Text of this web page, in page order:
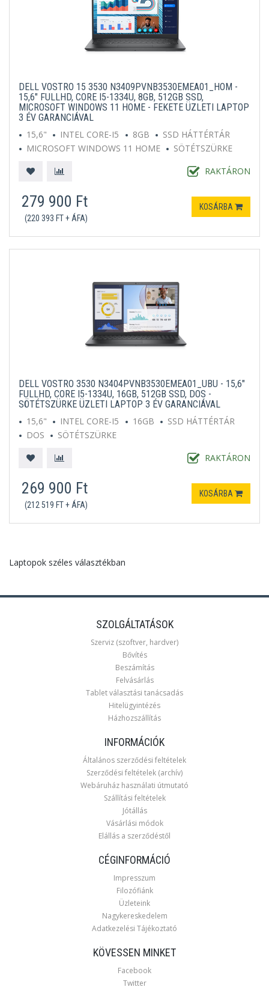
DELL VOSTRO 15 3530 N3409PVNB3530EMEA01_HOM -
15,6" FULLHD, CORE I5-1334U, 8GB, 512GB SSD,
MICROSOFT WINDOWS 11 HOME - FEKETE ÜZLETI LAPTOP
3 ÉV GARANCIÁVAL
15,6"
INTEL CORE-I5 8GB
SSD HÁTTÉRTÁR
MICROSOFT WINDOWS 11 HOME
SÖTÉTSZÜRKE
RAKTÁRON
279 900 Ft
(220 393 FT + ÁFA)
KOSÁRBA
DELL VOSTRO 3530 N3404PVNB3530EMEA01_UBU - 15,6"
FULLHD, CORE I5-1334U, 16GB, 512GB SSD, DOS -
SÖTÉTSZÜRKE ÜZLETI LAPTOP 3 ÉV GARANCIÁVAL
15,6"
INTEL CORE-I5 16GB
SSD HÁTTÉRTÁR
DOS
SÖTÉTSZÜRKE
RAKTÁRON
269 900 Ft
(212 519 FT + ÁFA)
KOSÁRBA
Laptopok széles választékban
SZOLGÁLTATÁSOK
Szerviz (szoftver, hardver)
Bővítés
Beszámítás
Felvásárlás
Tablet választási tanácsadás
Hitelügyintézés
Házhozszállítás
INFORMÁCIÓK
Általános szerződési feltételek
Szerződési feltételek (archív)
Webáruház használati útmutató
Szállítási feltételek
Jótállás
Vásárlási módok
Elállás a szerződéstől
CÉGINFORMÁCIÓ
Impresszum
Filozófiánk
Üzleteink
Nagykereskedelem
Adatkezelési Tájékoztató
KÖVESSEN MINKET
Facebook
Twitter